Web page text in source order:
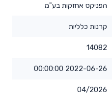
הפניקס אחזקות בע"מ
קרנות כלליות
14082
2022-06-26 00:00:00
04/2026